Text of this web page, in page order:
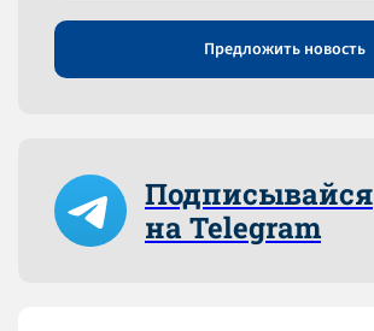
Предложить новость
Подписывайся
на Telegram